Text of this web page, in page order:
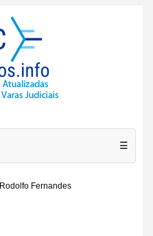
☰
Rodolfo Fernandes